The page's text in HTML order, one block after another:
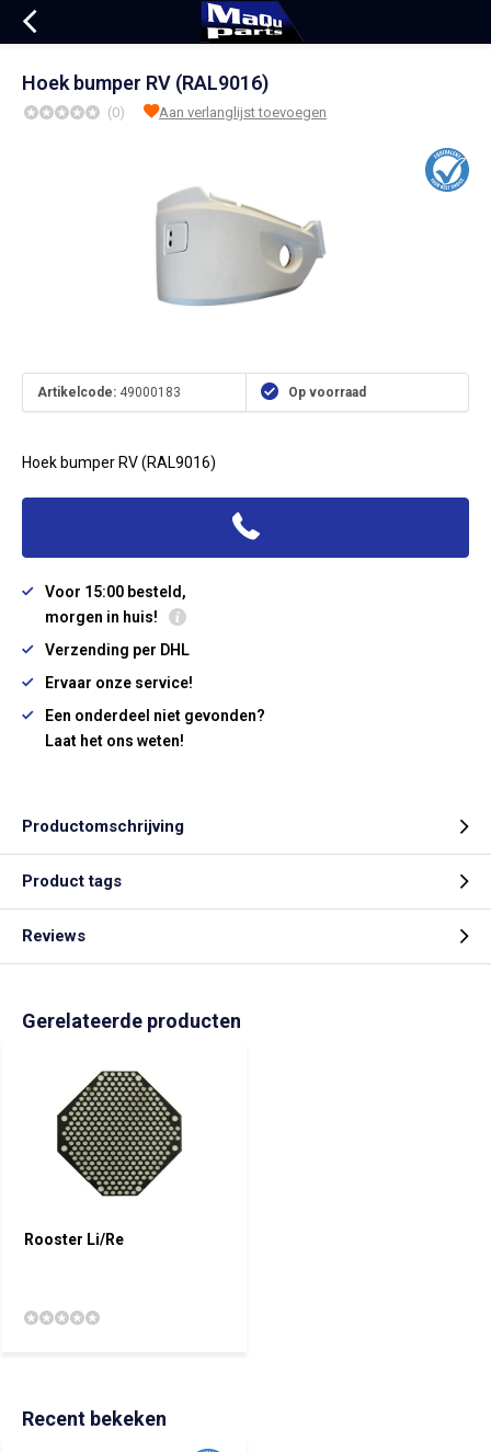
Hoek bumper RV (RAL9016)
(0) Aan verlanglijst toevoegen
Artikelcode: 49000183 Op voorraad
Hoek bumper RV (RAL9016)
Voor 15:00 besteld,
morgen in huis!
Verzending per DHL
Ervaar onze service!
Een onderdeel niet gevonden?
Laat het ons weten!
Productomschrijving
Product tags
Reviews
Gerelateerde producten
Rooster Li/Re
Recent bekeken